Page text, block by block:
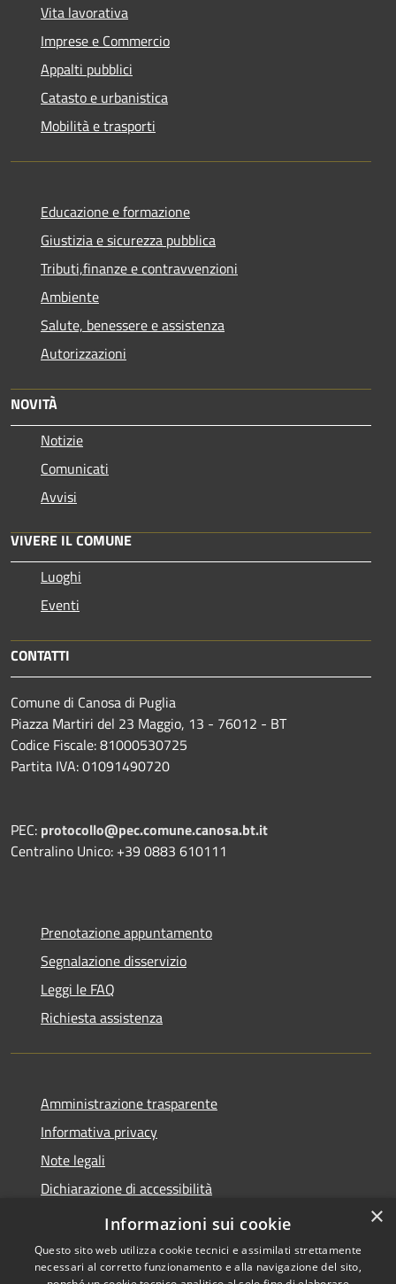
Vita lavorativa
Imprese e Commercio
Appalti pubblici
Catasto e urbanistica
Mobilità e trasporti
Educazione e formazione
Giustizia e sicurezza pubblica
Tributi,finanze e contravvenzioni
Ambiente
Salute, benessere e assistenza
Autorizzazioni
NOVITÀ
Notizie
Comunicati
Avvisi
VIVERE IL COMUNE
Luoghi
Eventi
CONTATTI
Comune di Canosa di Puglia
Piazza Martiri del 23 Maggio, 13 - 76012 - BT
Codice Fiscale: 81000530725
Partita IVA: 01091490720
PEC: protocollo@pec.comune.canosa.bt.it
Centralino Unico: +39 0883 610111
Prenotazione appuntamento
Segnalazione disservizio
Leggi le FAQ
Richiesta assistenza
Amministrazione trasparente
Informativa privacy
Note legali
Dichiarazione di accessibilità
WhistleblowingPA
×
Informazioni sui cookie
Questo sito web utilizza cookie tecnici e assimilati strettamente
necessari al corretto funzionamento e alla navigazione del sito,